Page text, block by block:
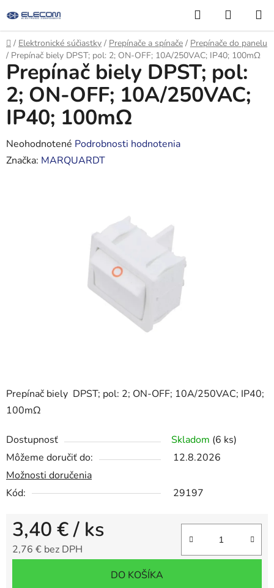
na
obsah
Hľadať
KOŠÍK
Domov
/ Elektronické súčiastky / Prepínače a spínače / Prepínače do panelu
/ Prepínač biely DPST; pol: 2; ON-OFF; 10A/250VAC; IP40; 100mΩ
Prepínač biely DPST; pol: 2; ON-OFF; 10A/250VAC; IP40;
100mΩ
Dostupnosť Skladom (6 ks)
Môžeme doručiť do:
12.8.2026
Možnosti doručenia
Kód:
29197
3,40 €/ ks
2,76 € bez DPH
DO KOŠÍKA
Prepínač biely DPST; pol:
2; ON-OFF; 10A/250VAC;
IP40; 100mΩ
Priemerné
hodnotenie
Neohodnotené Podrobnosti hodnotenia
Značka: MARQUARDT